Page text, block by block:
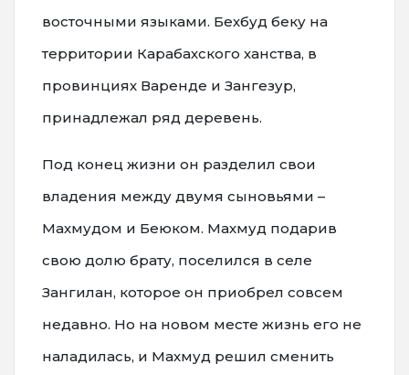
восточными языками. Бехбуд беку на
территории Карабахского ханства, в
провинциях Варенде и Зангезур,
принадлежал ряд деревень.
Под конец жизни он разделил свои
владения между двумя сыновьями –
Махмудом и Беюком. Махмуд подарив
свою долю брату, поселился в селе
Зангилан, которое он приобрел совсем
недавно. Но на новом месте жизнь его не
наладилась, и Махмуд решил сменить